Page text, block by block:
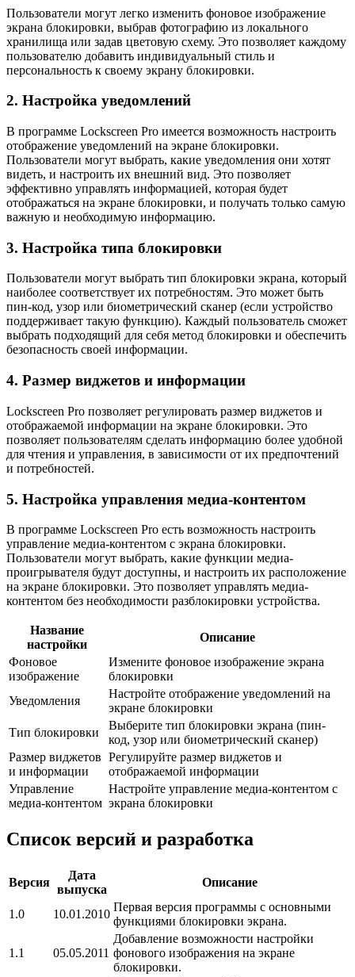
Пользователи могут легко изменить фоновое изображение
экрана блокировки, выбрав фотографию из локального
хранилища или задав цветовую схему. Это позволяет каждому
пользователю добавить индивидуальный стиль и
персональность к своему экрану блокировки.
2. Настройка уведомлений
В программе Lockscreen Pro имеется возможность настроить
отображение уведомлений на экране блокировки.
Пользователи могут выбрать, какие уведомления они хотят
видеть, и настроить их внешний вид. Это позволяет
эффективно управлять информацией, которая будет
отображаться на экране блокировки, и получать только самую
важную и необходимую информацию.
3. Настройка типа блокировки
Пользователи могут выбрать тип блокировки экрана, который
наиболее соответствует их потребностям. Это может быть
пин-код, узор или биометрический сканер (если устройство
поддерживает такую функцию). Каждый пользователь сможет
выбрать подходящий для себя метод блокировки и обеспечить
безопасность своей информации.
4. Размер виджетов и информации
Lockscreen Pro позволяет регулировать размер виджетов и
отображаемой информации на экране блокировки. Это
позволяет пользователям сделать информацию более удобной
для чтения и управления, в зависимости от их предпочтений
и потребностей.
5. Настройка управления медиа-контентом
В программе Lockscreen Pro есть возможность настроить
управление медиа-контентом с экрана блокировки.
Пользователи могут выбрать, какие функции медиа-
проигрывателя будут доступны, и настроить их расположение
на экране блокировки. Это позволяет управлять медиа-
контентом без необходимости разблокировки устройства.
Название
настройки
Описание
Фоновое
изображение
Измените фоновое изображение экрана
блокировки
Уведомления
Настройте отображение уведомлений на
экране блокировки
Тип блокировки
Выберите тип блокировки экрана (пин-
код, узор или биометрический сканер)
Размер виджетов
и информации
Регулируйте размер виджетов и
отображаемой информации
Управление
медиа-контентом
Настройте управление медиа-контентом с
экрана блокировки
Список версий и разработка
Версия
Дата
выпуска
Описание
1.0 10.01.2010
Первая версия программы с основными
функциями блокировки экрана.
1.1 05.05.2011
Добавление возможности настройки
фонового изображения на экране
блокировки.